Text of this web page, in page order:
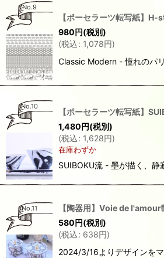
No.9
【ポーセラーツ転写紙】
980円(税別)
(税込: 1,078円)
Classic Modern - 憧れのパ
No.10
【ポーセラーツ転写紙】
1,480円(税別)
(税込: 1,628円)
在庫わずか
SUIBOKU流 - 墨が描く、
No.11
【陶器用】Voie de
580円(税別)
(税込: 638円)
2024/3/16よりデザインを